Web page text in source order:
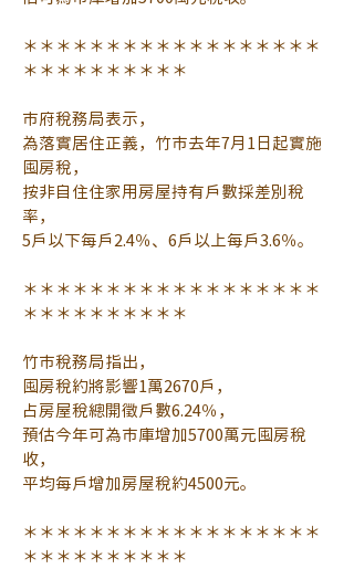
＊＊＊＊＊＊＊＊＊＊＊＊＊＊＊＊＊＊
＊＊＊＊＊＊＊＊＊＊
市府稅務局表示，
為落實居住正義，竹市去年7月1日起實施
囤房稅，
按非自住住家用房屋持有戶數採差別稅
率，
5戶以下每戶2.4％、6戶以上每戶3.6％。
＊＊＊＊＊＊＊＊＊＊＊＊＊＊＊＊＊＊
＊＊＊＊＊＊＊＊＊＊
竹市稅務局指出，
囤房稅約將影響1萬2670戶，
占房屋稅總開徵戶數6.24％，
預估今年可為市庫增加5700萬元囤房稅
收，
平均每戶增加房屋稅約4500元。
＊＊＊＊＊＊＊＊＊＊＊＊＊＊＊＊＊＊
＊＊＊＊＊＊＊＊＊＊